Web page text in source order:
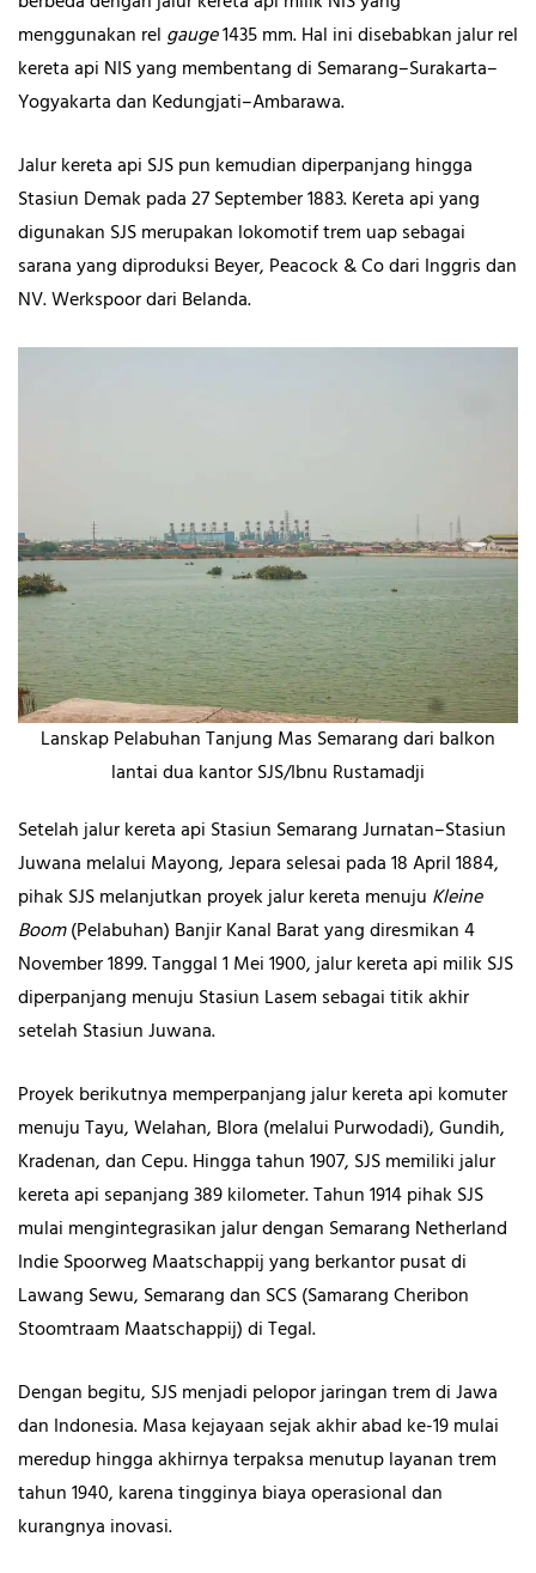
menggunakan rel gauge1435 mm. Hal ini disebabkan jalur rel
kereta api NIS yang membentang di Semarang–Surakarta–
Yogyakarta dan Kedungjati–Ambarawa.
Jalur kereta api SJS pun kemudian diperpanjang hingga
Stasiun Demak pada 27 September 1883. Kereta api yang
digunakan SJS merupakan lokomotif trem uap sebagai
sarana yang diproduksi Beyer, Peacock & Codari Inggris dan
NV. Werkspoor dari Belanda.
Lanskap Pelabuhan Tanjung Mas Semarang dari balkon
lantai dua kantor SJS/Ibnu Rustamadji
Setelah jalur kereta api Stasiun Semarang Jurnatan–Stasiun
Juwana melalui Mayong, Jepara selesai pada 18 April 1884,
pihak SJS melanjutkan proyek jalur kereta menuju Kleine
Boom(Pelabuhan) Banjir Kanal Barat yang diresmikan 4
November 1899. Tanggal 1 Mei 1900, jalur kereta api milik SJS
diperpanjang menuju Stasiun Lasem sebagai titik akhir
setelah Stasiun Juwana.
Proyek berikutnya memperpanjang jalur kereta api komuter
menuju Tayu, Welahan, Blora (melalui Purwodadi), Gundih,
Kradenan, dan Cepu. Hingga tahun 1907, SJS memiliki jalur
kereta api sepanjang 389 kilometer. Tahun 1914 pihak SJS
mulai mengintegrasikan jalur dengan Semarang Netherland
Indie Spoorweg Maatschappijyang berkantor pusat di
Lawang Sewu, Semarangdan SCS (Samarang Cheribon
Stoomtraam Maatschappij)di Tegal.
Dengan begitu, SJS menjadi pelopor jaringan trem di Jawa
dan Indonesia. Masa kejayaan sejak akhir abad ke-19 mulai
meredup hingga akhirnya terpaksa menutup layanan trem
tahun 1940, karena tingginya biaya operasional dan
kurangnya inovasi.